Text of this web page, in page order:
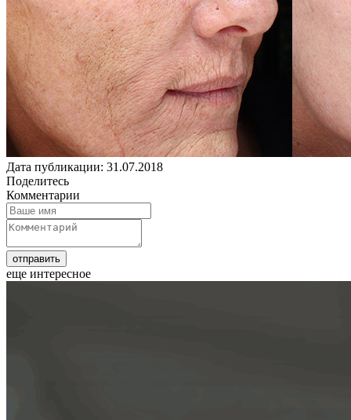
Дата публикации: 31.07.2018
Поделитесь
Комментарии
еще интересное